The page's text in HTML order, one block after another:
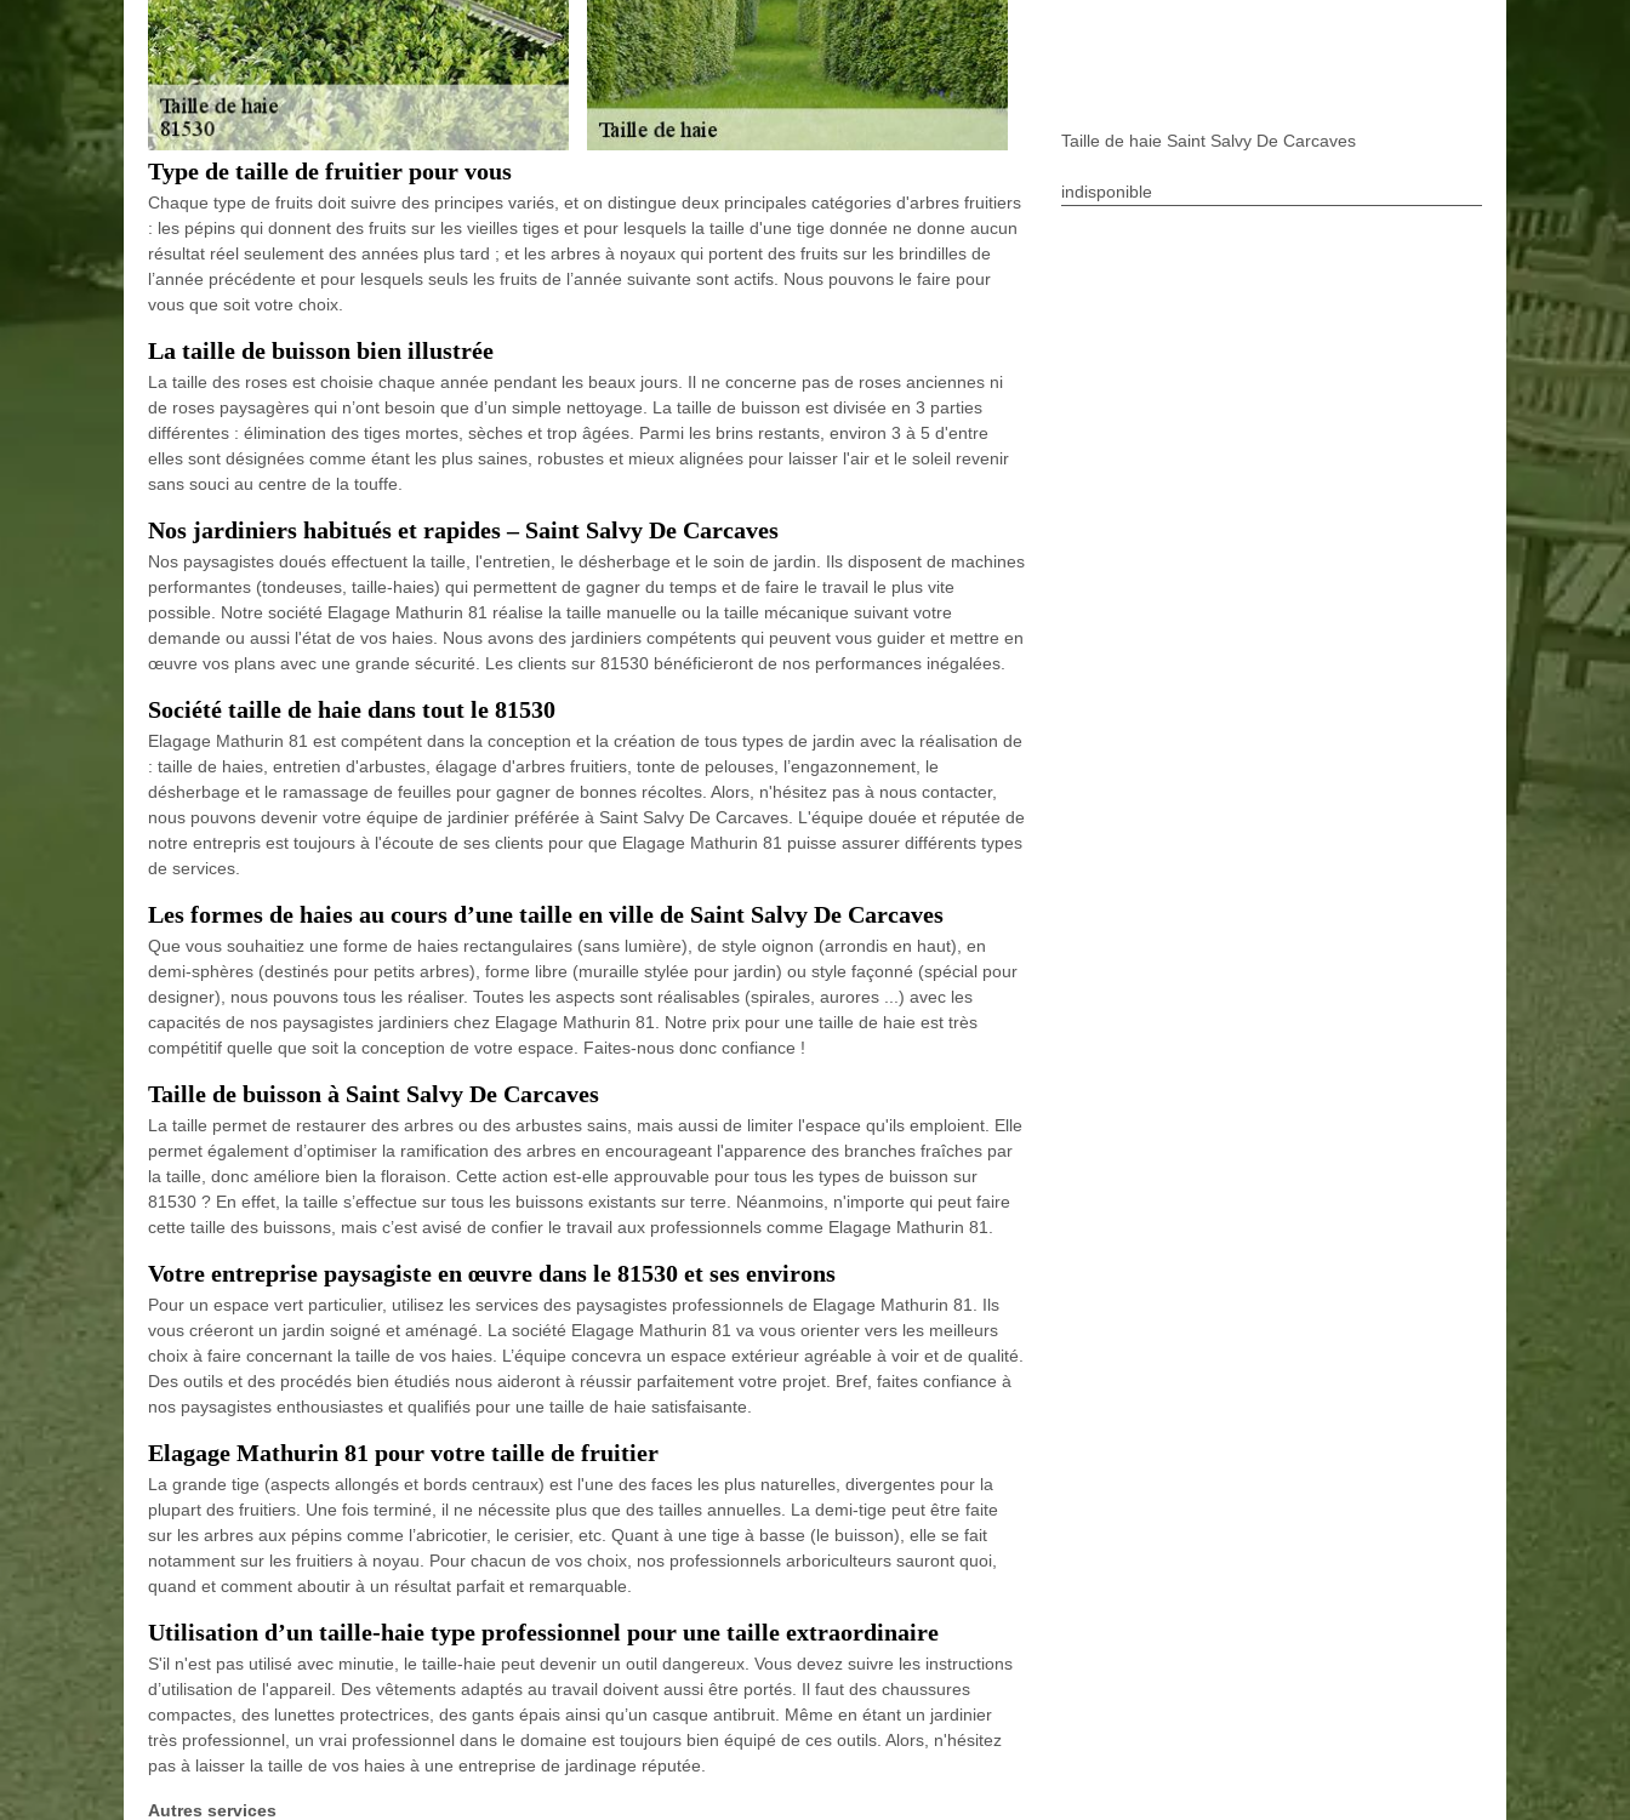
Type de taille de fruitier pour vous
Chaque type de fruits doit suivre des principes variés, et on distingue deux principales catégories d'arbres fruitiers
: les pépins qui donnent des fruits sur les vieilles tiges et pour lesquels la taille d'une tige donnée ne donne aucun
résultat réel seulement des années plus tard ; et les arbres à noyaux qui portent des fruits sur les brindilles de
l’année précédente et pour lesquels seuls les fruits de l’année suivante sont actifs. Nous pouvons le faire pour
vous que soit votre choix.
La taille de buisson bien illustrée
La taille des roses est choisie chaque année pendant les beaux jours. Il ne concerne pas de roses anciennes ni
de roses paysagères qui n’ont besoin que d’un simple nettoyage. La taille de buisson est divisée en 3 parties
différentes : élimination des tiges mortes, sèches et trop âgées. Parmi les brins restants, environ 3 à 5 d'entre
elles sont désignées comme étant les plus saines, robustes et mieux alignées pour laisser l'air et le soleil revenir
sans souci au centre de la touffe.
Nos jardiniers habitués et rapides – Saint Salvy De Carcaves
Nos paysagistes doués effectuent la taille, l'entretien, le désherbage et le soin de jardin. Ils disposent de machines
performantes (tondeuses, taille-haies) qui permettent de gagner du temps et de faire le travail le plus vite
possible. Notre société Elagage Mathurin 81 réalise la taille manuelle ou la taille mécanique suivant votre
demande ou aussi l'état de vos haies. Nous avons des jardiniers compétents qui peuvent vous guider et mettre en
œuvre vos plans avec une grande sécurité. Les clients sur 81530 bénéficieront de nos performances inégalées.
Société taille de haie dans tout le 81530
Elagage Mathurin 81 est compétent dans la conception et la création de tous types de jardin avec la réalisation de
: taille de haies, entretien d'arbustes, élagage d'arbres fruitiers, tonte de pelouses, l’engazonnement, le
désherbage et le ramassage de feuilles pour gagner de bonnes récoltes. Alors, n'hésitez pas à nous contacter,
nous pouvons devenir votre équipe de jardinier préférée à Saint Salvy De Carcaves. L'équipe douée et réputée de
notre entrepris est toujours à l'écoute de ses clients pour que Elagage Mathurin 81 puisse assurer différents types
de services.
Les formes de haies au cours d’une taille en ville de Saint Salvy De Carcaves
Que vous souhaitiez une forme de haies rectangulaires (sans lumière), de style oignon (arrondis en haut), en
demi-sphères (destinés pour petits arbres), forme libre (muraille stylée pour jardin) ou style façonné (spécial pour
designer), nous pouvons tous les réaliser. Toutes les aspects sont réalisables (spirales, aurores ...) avec les
capacités de nos paysagistes jardiniers chez Elagage Mathurin 81. Notre prix pour une taille de haie est très
compétitif quelle que soit la conception de votre espace. Faites-nous donc confiance !
Taille de buisson à Saint Salvy De Carcaves
La taille permet de restaurer des arbres ou des arbustes sains, mais aussi de limiter l'espace qu'ils emploient. Elle
permet également d’optimiser la ramification des arbres en encourageant l'apparence des branches fraîches par
la taille, donc améliore bien la floraison. Cette action est-elle approuvable pour tous les types de buisson sur
81530 ? En effet, la taille s’effectue sur tous les buissons existants sur terre. Néanmoins, n'importe qui peut faire
cette taille des buissons, mais c’est avisé de confier le travail aux professionnels comme Elagage Mathurin 81.
Votre entreprise paysagiste en œuvre dans le 81530 et ses environs
Pour un espace vert particulier, utilisez les services des paysagistes professionnels de Elagage Mathurin 81. Ils
vous créeront un jardin soigné et aménagé. La société Elagage Mathurin 81 va vous orienter vers les meilleurs
choix à faire concernant la taille de vos haies. L’équipe concevra un espace extérieur agréable à voir et de qualité.
Des outils et des procédés bien étudiés nous aideront à réussir parfaitement votre projet. Bref, faites confiance à
nos paysagistes enthousiastes et qualifiés pour une taille de haie satisfaisante.
Elagage Mathurin 81 pour votre taille de fruitier
La grande tige (aspects allongés et bords centraux) est l'une des faces les plus naturelles, divergentes pour la
plupart des fruitiers. Une fois terminé, il ne nécessite plus que des tailles annuelles. La demi-tige peut être faite
sur les arbres aux pépins comme l’abricotier, le cerisier, etc. Quant à une tige à basse (le buisson), elle se fait
notamment sur les fruitiers à noyau. Pour chacun de vos choix, nos professionnels arboriculteurs sauront quoi,
quand et comment aboutir à un résultat parfait et remarquable.
Utilisation d’un taille-haie type professionnel pour une taille extraordinaire
S'il n'est pas utilisé avec minutie, le taille-haie peut devenir un outil dangereux. Vous devez suivre les instructions
d’utilisation de l'appareil. Des vêtements adaptés au travail doivent aussi être portés. Il faut des chaussures
compactes, des lunettes protectrices, des gants épais ainsi qu’un casque antibruit. Même en étant un jardinier
très professionnel, un vrai professionnel dans le domaine est toujours bien équipé de ces outils. Alors, n'hésitez
pas à laisser la taille de vos haies à une entreprise de jardinage réputée.
Taille de haie Saint Salvy De Carcaves
indisponible
Autres services